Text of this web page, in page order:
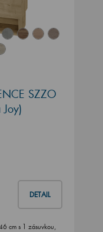
SZZO
DETAIL
cm s 1 zásuvkou,